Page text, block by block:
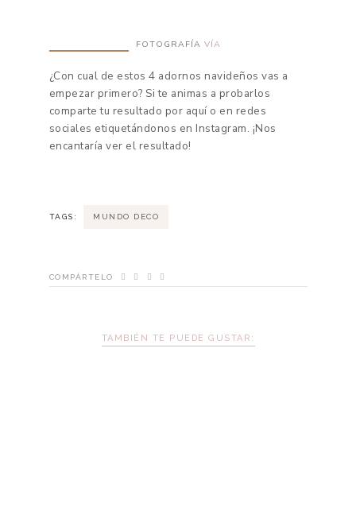
FOTOGRAFÍA VÍA
¿Con cual de estos 4 adornos navideños vas a
empezar primero? Si te animas a probarlos
comparte tu resultado por aquí o en redes
sociales etiquetándonos en Instagram. ¡Nos
encantaría ver el resultado!
TAGS: MUNDO DECO
COMPÁRTELO
TAMBIÉN TE PUEDE GUSTAR: